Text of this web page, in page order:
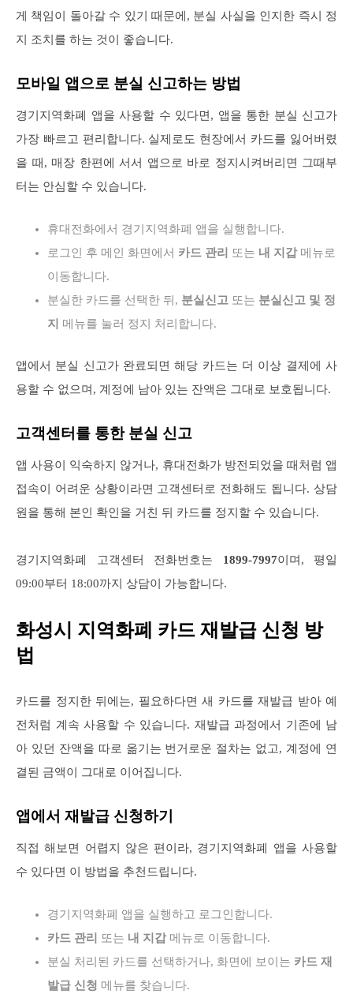
게 책임이 돌아갈 수 있기 때문에, 분실 사실을 인지한 즉시 정
지 조치를 하는 것이 좋습니다.
모바일 앱으로 분실 신고하는 방법
경기지역화폐 앱을 사용할 수 있다면, 앱을 통한 분실 신고가
가장 빠르고 편리합니다. 실제로도 현장에서 카드를 잃어버렸
을 때, 매장 한편에 서서 앱으로 바로 정지시켜버리면 그때부
터는 안심할 수 있습니다.
휴대전화에서 경기지역화폐 앱을 실행합니다.
로그인 후 메인 화면에서 카드 관리 또는 내 지갑메뉴로
이동합니다.
분실한 카드를 선택한 뒤, 분실신고 또는 분실신고 및 정
지
메뉴를 눌러 정지 처리합니다.
앱에서 분실 신고가 완료되면 해당 카드는 더 이상 결제에 사
용할 수 없으며, 계정에 남아 있는 잔액은 그대로 보호됩니다.
고객센터를 통한 분실 신고
앱 사용이 익숙하지 않거나, 휴대전화가 방전되었을 때처럼 앱
접속이 어려운 상황이라면 고객센터로 전화해도 됩니다. 상담
원을 통해 본인 확인을 거친 뒤 카드를 정지할 수 있습니다.
경기지역화폐 고객센터 전화번호는 1899-7997이며, 평일
09:00부터 18:00까지 상담이 가능합니다.
화성시 지역화폐 카드 재발급 신청 방
법
카드를 정지한 뒤에는, 필요하다면 새 카드를 재발급 받아 예
전처럼 계속 사용할 수 있습니다. 재발급 과정에서 기존에 남
아 있던 잔액을 따로 옮기는 번거로운 절차는 없고, 계정에 연
결된 금액이 그대로 이어집니다.
앱에서 재발급 신청하기
직접 해보면 어렵지 않은 편이라, 경기지역화폐 앱을 사용할
수 있다면 이 방법을 추천드립니다.
경기지역화폐 앱을 실행하고 로그인합니다.
카드 관리 또는 내 지갑메뉴로 이동합니다.
분실 처리된 카드를 선택하거나, 화면에 보이는 카드 재
발급 신청 메뉴를 찾습니다.